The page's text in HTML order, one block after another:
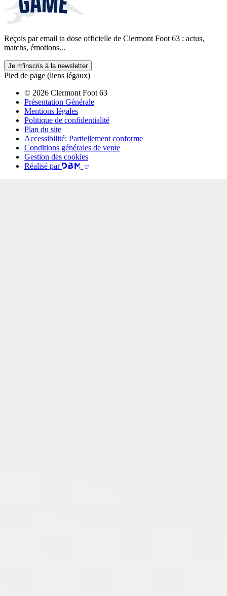
Reçois par email ta dose officielle de Clermont Foot 63 : actus,
matchs, émotions...
Je m'inscris à la newsletter
Pied de page (liens légaux)
© 2026 Clermont Foot 63
Présentation Générale
Mentions légales
Politique de confidentialité
Plan du site
Accessibilité: Partiellement conforme
Conditions générales de vente
Gestion des cookies
Réalisé par